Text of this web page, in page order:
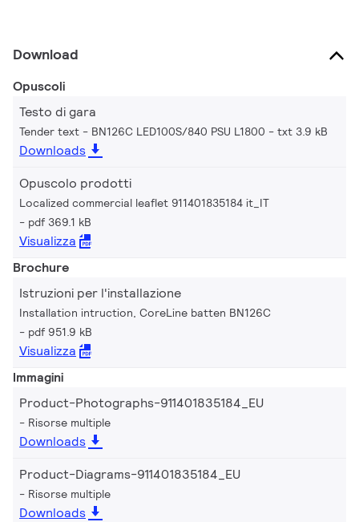
Download
Opuscoli
Testo di gara
Tender text - BN126C LED100S/840 PSU L1800 txt 3.9 kB
Downloads
Opuscolo prodotti
Localized commercial leaflet 911401835184 it_IT
pdf 369.1 kB
Visualizza
Brochure
Istruzioni per l'installazione
Installation intruction, CoreLine batten BN126C
pdf 951.9 kB
Visualizza
Immagini
Product-Photographs-911401835184_EU
Risorse multiple
Downloads
Product-Diagrams-911401835184_EU
Risorse multiple
Downloads